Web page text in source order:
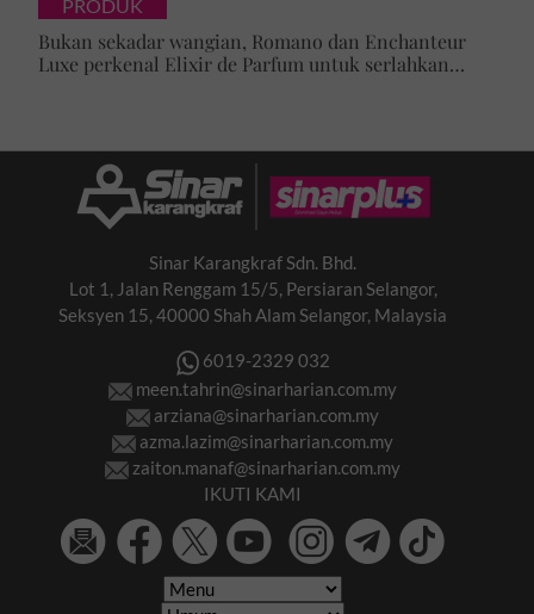
PRODUK
Bukan sekadar wangian, Romano dan Enchanteur
Luxe perkenal Elixir de Parfum untuk serlahkan
Sinar Karangkraf Sdn. Bhd.
Lot 1, Jalan Renggam 15/5, Persiaran Selangor,
Seksyen 15, 40000 Shah Alam Selangor, Malaysia
6019-2329 032
meen.tahrin@sinarharian.com.my
arziana@sinarharian.com.my
azma.lazim@sinarharian.com.my
zaiton.manaf@sinarharian.com.my
IKUTI KAMI